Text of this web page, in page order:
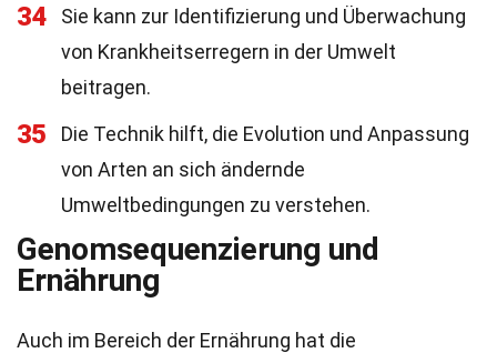
34
Sie kann zur Identifizierung und Überwachung
von Krankheitserregern in der Umwelt
beitragen.
35
Die Technik hilft, die Evolution und Anpassung
von Arten an sich ändernde
Umweltbedingungen zu verstehen.
Genomsequenzierung und
Ernährung
Auch im Bereich der Ernährung hat die